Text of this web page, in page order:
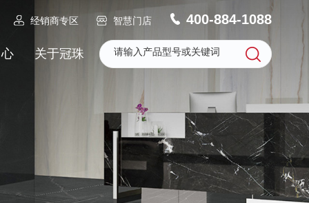
经销商专区 智慧门店 400-884-1088
关于冠珠